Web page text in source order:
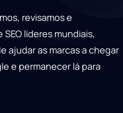
revisamos e
líderes mundiais,
ajudar as marcas a chegar
e permanecer lá para